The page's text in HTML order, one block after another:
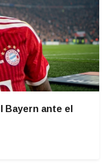
Bayern ante el